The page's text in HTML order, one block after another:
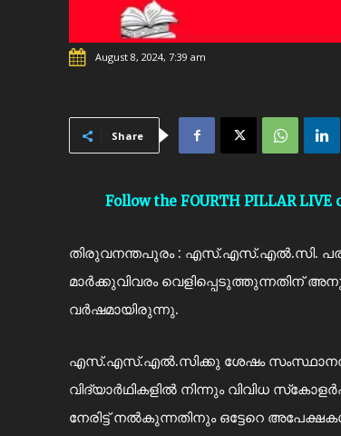
August 8, 2024, 7:39 am
Share
Follow the FOURTH PILLAR
തിരുവനന്തപുരം : എസ്.എസ്.എല്‍.സി.
മാര്‍ക്കുവിവരം വെളിപ്പെടുത്തുന്നതിന്
വര്‍ഷമായിരുന്നു.
എസ്.എസ്.എല്‍.സിക്കു ശേഷം
വിദ്യാര്‍ഥികളില്‍ നിന്നും വിവിധ
നേരിട്ട് നല്‍കുന്നതിനും ഒട്ടേറെ